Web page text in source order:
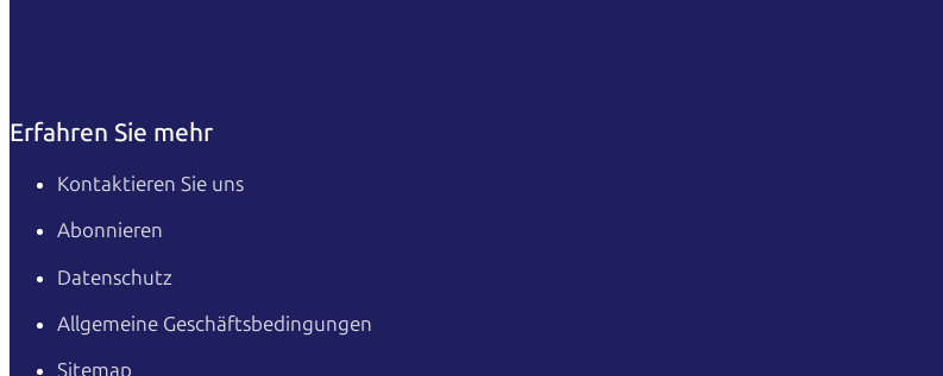
Erfahren Sie mehr
Kontaktieren Sie uns
Abonnieren
Datenschutz
Allgemeine Geschäftsbedingungen
Sitemap